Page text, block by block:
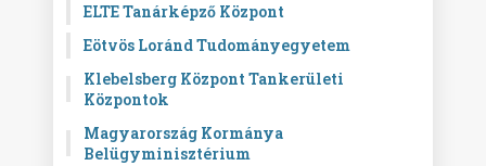
ELTE Tanárképző Központ
Eötvös Loránd Tudományegyetem
Klebelsberg Központ Tankerületi
Központok
Magyarország Kormánya
Belügyminisztérium